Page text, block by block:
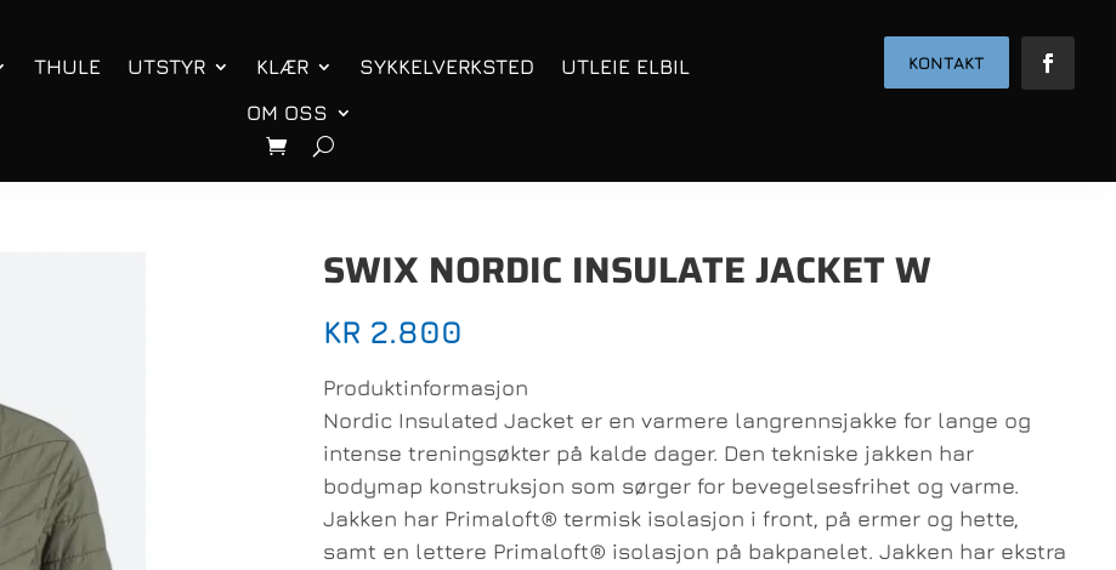
THULE UTSTYR KLÆR SYKKELVERKSTED
UTLEIE ELBIL
OM OSS
KONTAKT
SWIX NORDIC INSULATE JACKET W
KR 2.800
Produktinformasjon
Nordic Insulated Jacket er en varmere langrennsjakke for lange og
intense treningsøkter på kalde dager. Den tekniske jakken har
bodymap konstruksjon som sørger for bevegelsesfrihet og varme.
Jakken har Primaloft® termisk isolasjon i front, på ermer og hette,
samt en lettere Primaloft® isolasjon på bakpanelet. Jakken har ekstra